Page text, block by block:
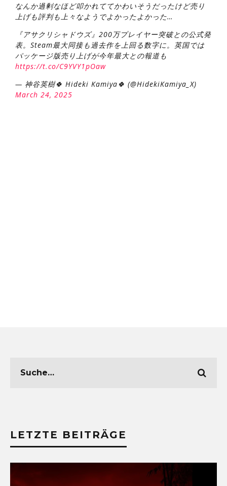
なんか過剰なほど叩かれててかわいそうだったけど売り
上げも評判も上々なようでよかったよかった…
『アサクリシャドウズ』200万プレイヤー突破との公式発
表。Steam最大同接も過去作を上回る数字に。英国では
パッケージ版売り上げが今年最大との報道も
https://t.co/C9YVY1pOaw
— 神谷英樹🍀 Hideki Kamiya🍀 (@HidekiKamiya_X)
March 24, 2025
LETZTE BEITRÄGE